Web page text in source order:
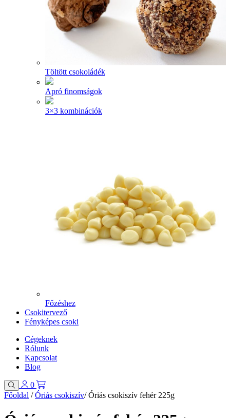
Töltött csokoládék
Apró finomságok
3×3 kombinációk
Főzéshez
Csokitervező
Fényképes csoki
Cégeknek
Rólunk
Kapcsolat
Blog
0
Főoldal / Óriás csokiszív/ Óriás csokiszív fehér 225g